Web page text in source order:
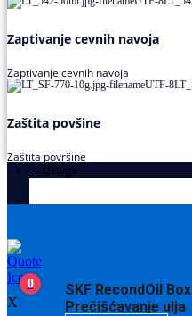
Zaptivanje cevnih navoja
Zaptivanje cevnih navoja
Zaštita povšine
Zaštita površine
Usluge
SKF RecondOil Box
Prečišćavanje ulja
0
X